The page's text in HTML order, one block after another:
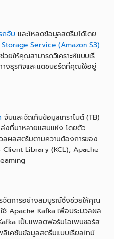
ถจับ และโหลดข้อมูลสตรีมได้โดย
Service (Amazon S3)
วยให้คุณสามารถวิเคราะห์แบบเรี
างธุรกิจและแดชบอร์ดที่คุณใช้อยู่
จับและจัดเก็บข้อมูลเทราไบต์ (TB)
งที่มาหลายแสนแห่ง โดยตัว
วลผลสตรีมตามความต้องการของ
Library (KCL), Apache
จัดการอย่างสมบูรณ์ซึ่งช่วยให้คุณ
ช้ Apache Kafka เพื่อประมวลผล
เป็นแพลตฟอร์มโอเพนซอร์ส
ลิเคชันข้อมูลสตรีมแบบเรียลไทม์